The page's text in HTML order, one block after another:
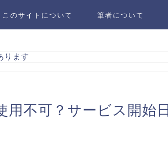
このサイトについて 筆者について
ります
不可？サービス開始日